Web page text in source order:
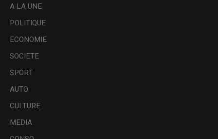
A LA UNE
POLITIQUE
ECONOMIE
SOCIETE
SPORT
AUTO
CULTURE
MEDIA